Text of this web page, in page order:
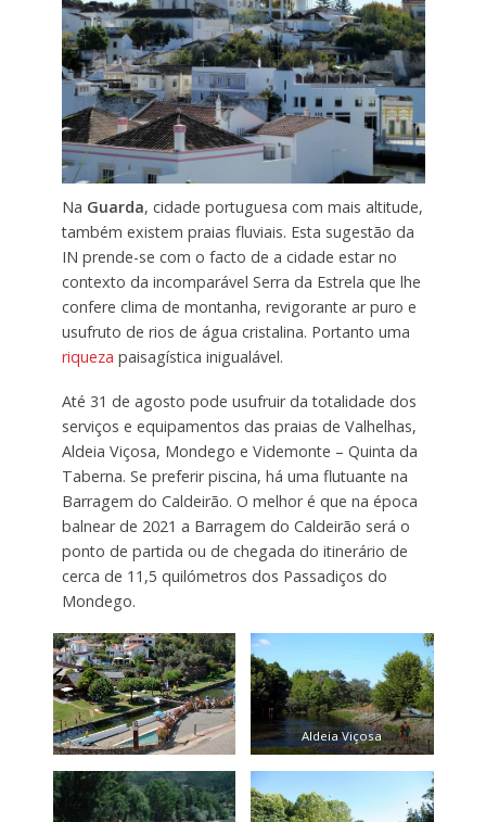
Na Guarda, cidade portuguesa com mais altitude,
também existem praias fluviais. Esta sugestão da
IN prende-se com o facto de a cidade estar no
contexto da incomparável Serra da Estrela que lhe
confere clima de montanha, revigorante ar puro e
usufruto de rios de água cristalina. Portanto uma
riqueza paisagística inigualável.
Até 31 de agosto pode usufruir da totalidade dos
serviços e equipamentos das praias de Valhelhas,
Aldeia Viçosa, Mondego e Videmonte – Quinta da
Taberna. Se preferir piscina, há uma flutuante na
Barragem do Caldeirão. O melhor é que na época
balnear de 2021 a Barragem do Caldeirão será o
ponto de partida ou de chegada do itinerário de
cerca de 11,5 quilómetros dos Passadiços do
Mondego.
Aldeia Viçosa